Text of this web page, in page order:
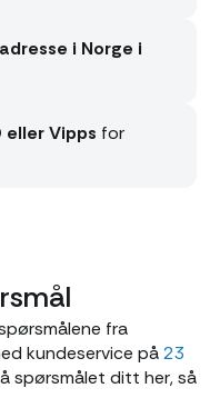
i Norge i
Vipps for
fra
kundeservice på23
spørsmålet ditt her, så